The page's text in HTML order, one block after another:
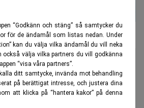
“Godkänn och stäng” så samtycker du
för de ändamål som listas nedan. Under
kan du välja vilka ändamål du vill neka
också välja vilka partners du vill godkänna
“visa våra partners”.
ditt samtycke, invända mot behandling
på berättigat intresse, och justera dina
att klicka på “hantera kakor” på denna
i hållbarhetsrapporteringen"